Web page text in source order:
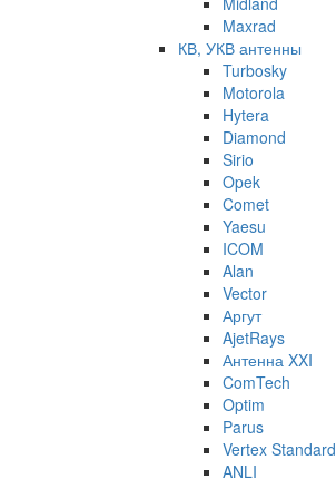
Maxrad
КВ, УКВ антенны
Turbosky
Motorola
Hytera
Diamond
Sirio
Opek
Comet
Yaesu
ICOM
Alan
Vector
Аргут
AjetRays
Антенна XXI
ComTech
Optim
Parus
Vertex Standard
ANLI